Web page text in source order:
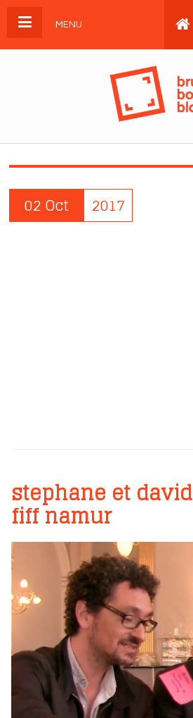
MENU
02 Oct 2017
stephane et
fiff namur